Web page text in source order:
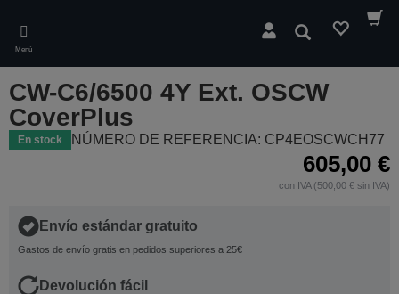
main
content
Menú
Buscar
CW-C6/6500 4Y Ext. OSCW
CoverPlus
En stock NÚMERO DE REFERENCIA: CP4EOSCWCH77
605,00 €
con IVA (500,00 € sin IVA)
Envío estándar gratuito
Gastos de envío gratis en pedidos superiores a 25€
Devolución fácil